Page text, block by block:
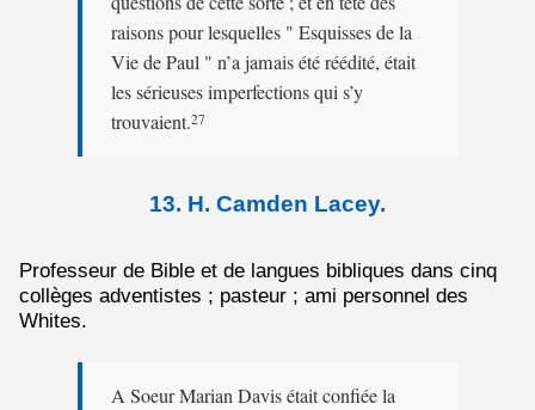
raisons pour lesquelles " Esquisses de la
Vie de Paul " n’a jamais été réédité, était
les sérieuses imperfections qui s’y
trouvaient.27
13. H. Camden Lacey.
Professeur de Bible et de langues bibliques dans cinq
collèges adventistes ; pasteur ; ami personnel des
Whites.
A Soeur Marian Davis était confiée la